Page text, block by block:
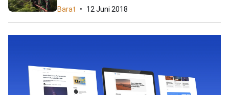
Barat 12 Juni 2018